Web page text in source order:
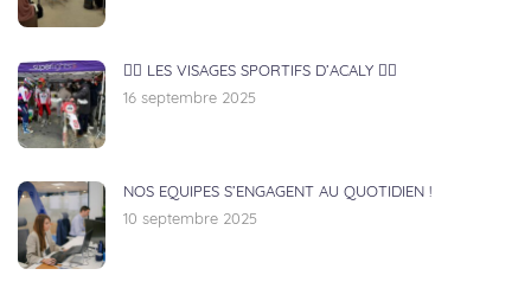
🏃‍♂️ LES VISAGES SPORTIFS D’ACALY 🚴‍♀️
16 septembre 2025
NOS EQUIPES S’ENGAGENT AU QUOTIDIEN !
10 septembre 2025